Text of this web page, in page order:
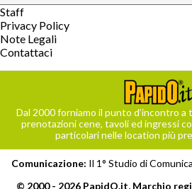
Staff
Privacy Policy
Note Legali
Contattaci
Dal 2000 forniamo il punto d’incontro
prenotazioni cene, tavoli ed ingressi
particolari nelle location più
Comunicazione: Il 1° Studio di
© 2000 - 2026 PapidO.it, Marchio